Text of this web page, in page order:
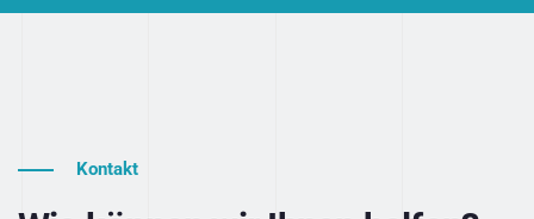
Kontakt